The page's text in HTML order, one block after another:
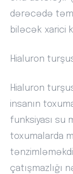
dərəcədə
biləcək xarici
Hialuron
Hialuron
insanın
funksiyası su
toxumalarda
çatışmazlığı